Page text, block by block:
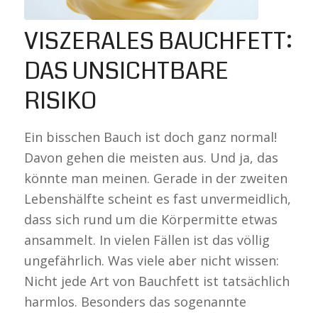
VISZERALES BAUCHFETT:
DAS UNSICHTBARE
RISIKO
Ein bisschen Bauch ist doch ganz normal!
Davon gehen die meisten aus. Und ja, das
könnte man meinen. Gerade in der zweiten
Lebenshälfte scheint es fast unvermeidlich,
dass sich rund um die Körpermitte etwas
ansammelt. In vielen Fällen ist das völlig
ungefährlich. Was viele aber nicht wissen:
Nicht jede Art von Bauchfett ist tatsächlich
harmlos. Besonders das sogenannte